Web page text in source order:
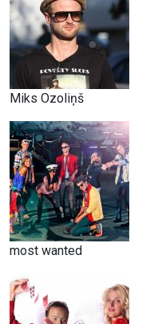
Miks Ozoliņš
most wanted